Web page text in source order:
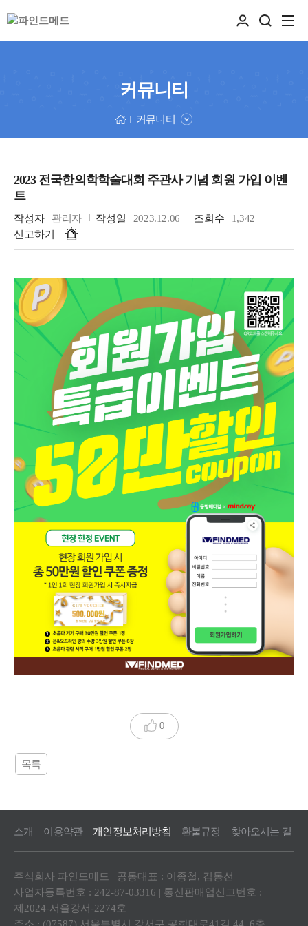
커뮤니티
커뮤니티
2023 전국한의학학술대회 주관사 기념 회원 가입 이벤
트
작성자 관리자 작성일 2023.12.06 조회수
1,342
신고하기
0
목록
소개 이용약관 개인정보처리방침 환불규정 찾아오시는 길
주식회사 파인드메드 | 공동대표 : 이종철, 김동선
사업자등록번호 : 242-87-03316 | 통신판매업신고번호 :
제2024-서울강서-2274호